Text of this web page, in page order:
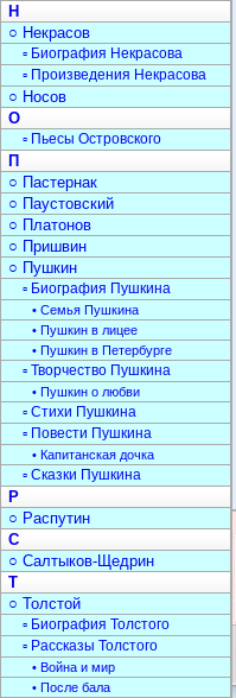
Н
○ Некрасов
▫ Биография Некрасова
▫ Произведения Некрасова
○ Носов
О
▫ Пьесы Островского
П
○ Пастернак
○ Паустовский
○ Платонов
○ Пришвин
○ Пушкин
▫ Биография Пушкина
• Семья Пушкина
• Пушкин в лицее
• Пушкин в Петербурге
▫ Творчество Пушкина
• Пушкин о любви
▫ Стихи Пушкина
▫ Повести Пушкина
• Капитанская дочка
▫ Сказки Пушкина
Р
○ Распутин
С
○ Салтыков-Щедрин
Т
○ Толстой
▫ Биография Толстого
▫ Рассказы Толстого
• Война и мир
• После бала